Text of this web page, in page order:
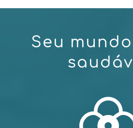
Seu m u n d o
sa u d áv